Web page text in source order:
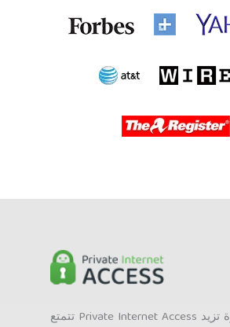
تتمتع Private Internet Access بخبرة تزيد